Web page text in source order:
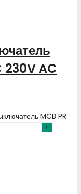
230V AC
MCB PR